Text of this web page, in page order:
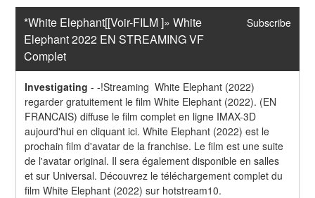
*White Elephant[[Voir-FILM ]» White
Elephant 2022 EN STREAMING VF
Complet
Subscribe
Investigating --!Streaming  White Elephant (2022)
regarder gratuitement le film White Elephant (2022). (EN
FRANCAIS) diffuse le film complet en ligne IMAX-3D
aujourd'hui en cliquant ici. White Elephant (2022) est le
prochain film d'avatar de la franchise. Le film est une suite
de l'avatar original. Il sera également disponible en salles
et sur Universal. Découvrez le téléchargement complet du
film White Elephant (2022) sur hotstream10.